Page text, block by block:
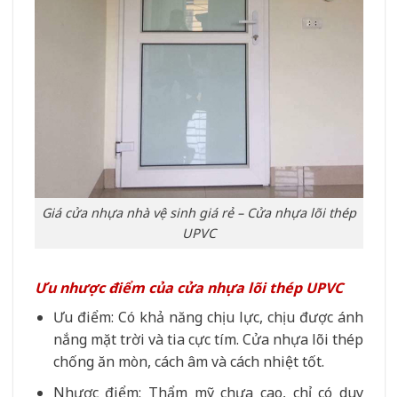
Giá cửa nhựa nhà vệ sinh giá rẻ – Cửa nhựa lõi thép
UPVC
Ưu nhược điểm của cửa nhựa lõi thép UPVC
Ưu điểm: Có khả năng chịu lực, chịu được ánh
nắng mặt trời và tia cực tím. Cửa nhựa lõi thép
chống ăn mòn, cách âm và cách nhiệt tốt.
Nhược điểm: Thẩm mỹ chưa cao, chỉ có duy